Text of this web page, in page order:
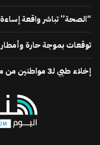
“الصحة” تباشر واقعة
توقعات بموجة حارة
إخلاء طبي لـ3 مواطنين من مصر إلى المملكة